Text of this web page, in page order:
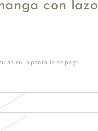
con lazo
en la pantalla de pago.